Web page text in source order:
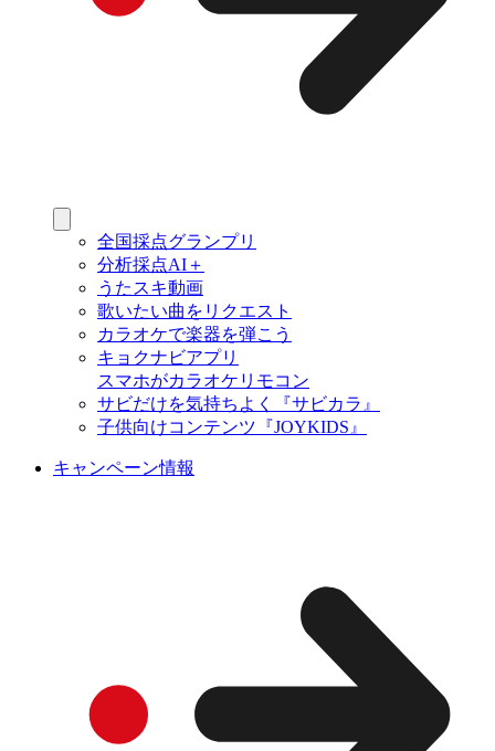
全国採点グランプリ
分析採点AI＋
うたスキ動画
歌いたい曲をリクエスト
カラオケで楽器を弾こう
キョクナビアプリ
スマホがカラオケリモコン
サビだけを気持ちよく『サビカラ』
子供向けコンテンツ『JOYKIDS』
キャンペーン情報